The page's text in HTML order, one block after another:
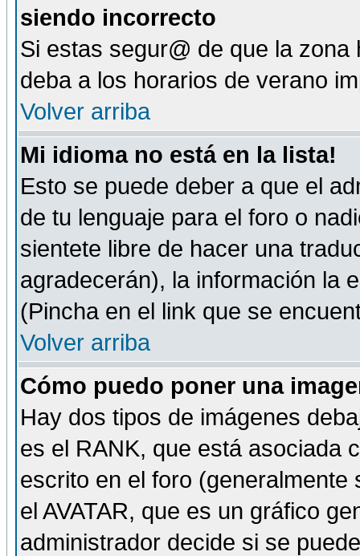
siendo incorrecto
Si estas segur@ de que la
deba a los horarios de verano
Volver arriba
Mi idioma no está en la lista!
Esto se puede deber a que el
de tu lenguaje para el foro o
sientete libre de hacer una
agradecerán), la información la
(Pincha en el link que se
Volver arriba
Cómo puedo poner una
Hay dos tipos de imágenes
es el RANK, que está asociada
escrito en el foro
el AVATAR, que es un gráfico
administrador decide si se